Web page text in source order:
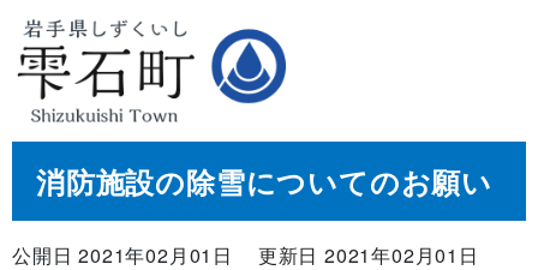
消防施設の除雪についてのお願い
公開日 2021年02月01日 更新日 2021年02月01日